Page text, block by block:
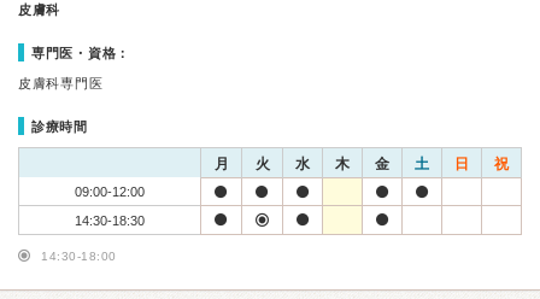
皮膚科
専門医・資格：
皮膚科専門医
診療時間
月 火 水 木 金 土 日 祝
09:00-12:00
14:30-18:30
14:30-18:00